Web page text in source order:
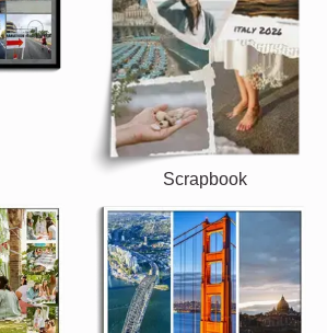
Scrapbook